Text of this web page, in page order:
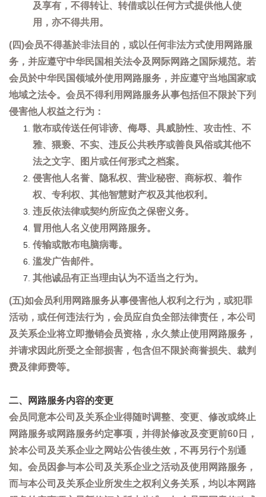
及享有，不得转让、转借或以任何方式提供他人使
用，亦不得共用。
(四)会员不得基於非法目的，或以任何非法方式使用网路服
务，并应遵守中华民国相关法令及网际网路之国际规范。若
会员於中华民国领域外使用网路服务，并应遵守当地国家或
地域之法令。会员不得利用网路服务从事包括但不限於下列
侵害他人权益之行为：
散布或传送任何诽谤、侮辱、具威胁性、攻击性、不
雅、猥亵、不实、违反公共秩序或善良风俗或其他不
法之文字、图片或任何形式之档案。
侵害他人名誉、隐私权、营业秘密、商标权、着作
权、专利权、其他智慧财产权及其他权利。
违反依法律或契约所应负之保密义务。
冒用他人名义使用网路服务。
传输或散布电脑病毒。
滥发广告邮件。
其他诚品有正当理由认为不适当之行为。
(五)如会员利用网路服务从事侵害他人权利之行为，或犯罪
活动，或任何违法行为，会员应自负全部法律责任，本公司
及关系企业将立即撤销会员资格，永久禁止使用网路服务，
并请求因此所受之全部损害，包含但不限於商誉损失、裁判
费及律师费等。
二、网路服务内容的变更
会员同意本公司及关系企业得随时调整、变更、修改或终止
网路服务或网路服务约定事项，并得於修改及变更前60日，
於本公司及关系企业之网站公告後生效，不再另行个别通
知。会员因参与本公司及关系企业之活动及使用网路服务，
而与本公司及关系企业所发生之权利义务关系，均以本网路